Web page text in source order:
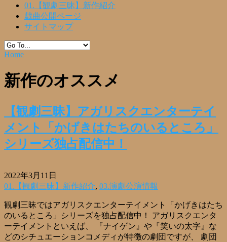
01.【観劇三昧】新作紹介
戯曲公開ページ
サイトマップ
Home
新作のオススメ
【観劇三昧】アガリスクエンターテイ
メント「かげきはたちのいるところ」
シリーズ独占配信中！
2022年3月11日
01.【観劇三昧】新作紹介, 03.演劇公演情報
観劇三昧ではアガリスクエンターテイメント「かげきはたち
のいるところ」シリーズを独占配信中！ アガリスクエンタ
ーテイメントといえば、 『ナイゲン』や『笑いの太字』な
どのシチュエーションコメディが特徴の劇団ですが、 劇団